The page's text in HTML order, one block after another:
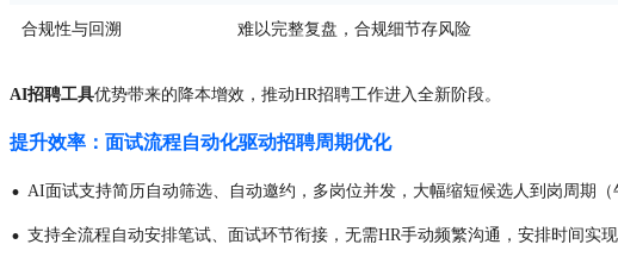
合规性与回溯 难以完整复盘，合规细节存风险
AI招聘工具优势带来的降本增效，推动HR招聘工作进入全新阶段。
提升效率：面试流程自动化驱动招聘周期优化
· AI面试支持简历自动筛选、自动邀约，多岗位并发，大幅缩短候选人到岗周期（
· 支持全流程自动安排笔试、面试环节衔接，无需HR手动频繁沟通，安排时间实现